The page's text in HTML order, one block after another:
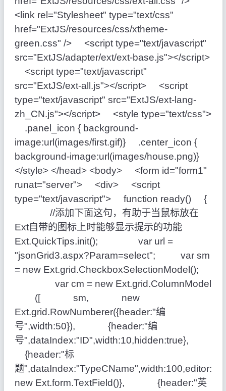
<link rel="Stylesheet" type="text/css"
href="ExtJS/resources/css/xtheme-
green.css" /> <script type="text/javascript"
src="ExtJS/adapter/ext/ext-base.js"></script>
<script type="text/javascript"
src="ExtJS/ext-all.js"></script> <script
type="text/javascript" src="ExtJS/ext-lang-
zh_CN.js"></script> <style type="text/css">
.panel_icon { background-
image:url(images/first.gif)} .center_icon {
background-image:url(images/house.png)}
</style> </head> <body> <form id="form1"
runat="server"> <div> <script
type="text/javascript"> function ready() {
//添加下面这句，有助于当鼠标放在
Ext自带的图标上时能够显示提示的功能
Ext.QuickTips.init(); var url =
"jsonGrid3.aspx?Param=select"; var sm
= new Ext.grid.CheckboxSelectionModel();
var cm = new Ext.grid.ColumnModel
([ sm, new
Ext.grid.RowNumberer({header:"编
号",width:50}), {header:"编
号",dataIndex:"ID",width:10,hidden:true},
{header:"标
题",dataIndex:"TypeCName",width:100,editor:
new Ext.form.TextField()}, {header:"英